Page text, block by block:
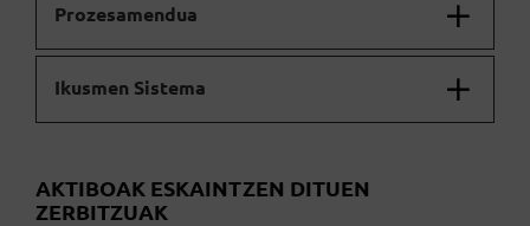
Prozesamendua
Ikusmen Sistema
AKTIBOAK ESKAINTZEN DITUEN
ZERBITZUAK